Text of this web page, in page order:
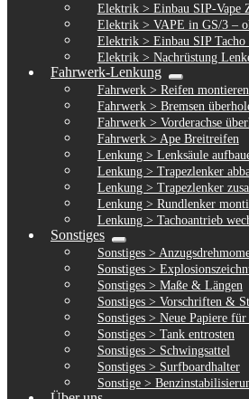
Elektrik > Einbau SIP-Vape
Elektrik > VAPE in GS/3 –
Elektrik > Einbau SIP Tacho
Elektrik > Nachrüstung
Fahrwerk-Lenkung
Untermenü
ausklappen
Fahrwerk > Reifen montieren
Fahrwerk > Bremsen
Fahrwerk > Vorderachse
Fahrwerk > Ape Breitreifen
Lenkung > Lenksäule
Lenkung > Trapezlenker
Lenkung > Trapezlenker
Lenkung > Rundlenker
Lenkung > Tachoantrieb
Sonstiges
Untermenü
ausklappen
Sonstiges >
Sonstiges >
Sonstiges > Maße & Längen
Sonstiges > Vorschriften &
Sonstiges > Neue Papiere
Sonstiges > Tank entrosten
Sonstiges > Schwingsattel
Sonstiges > Surfboardhalter
Sonstige >